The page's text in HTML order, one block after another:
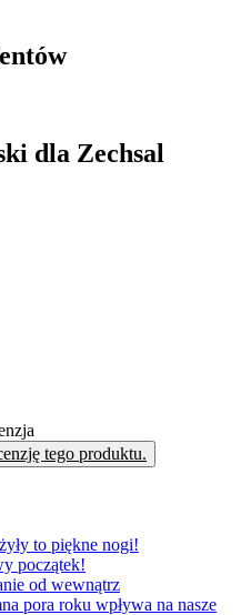
dla Zechsal
tego produktu.
to piękne nogi!
początek!
od wewnątrz
pora roku wpływa na nasze